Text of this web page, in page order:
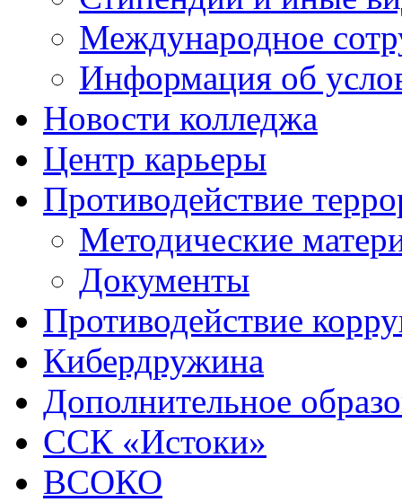
Международное
Информация об
Новости колледжа
Центр карьеры
Противодействие
Методические
Документы
Противодействие
Кибердружина
Дополнительное
ССК «Истоки»
ВСОКО